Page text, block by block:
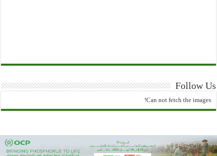
Follow Us
Can not fetch the images!